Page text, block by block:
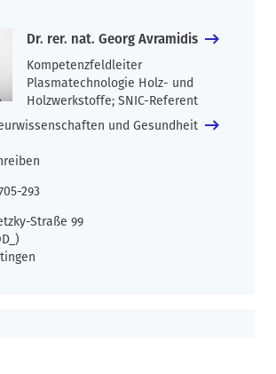
Dr. rer. nat. Georg Avramidis
Kompetenzfeldleiter
Plasmatechnologie Holz- und
Holzwerkstoffe; SNIC-Referent
und Gesundheit
293
Straße 99